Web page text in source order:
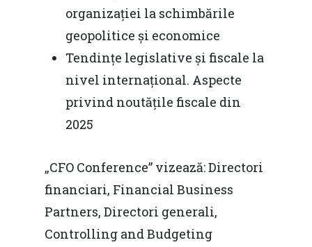
organizației la schimbările
geopolitice și economice
Tendințe legislative și fiscale la
nivel internațional. Aspecte
privind noutățile fiscale din
2025
„CFO Conference” vizează: Directori
financiari, Financial Business
Partners, Directori generali,
Controlling and Budgeting
Home
Despre
Evenimente
Foto